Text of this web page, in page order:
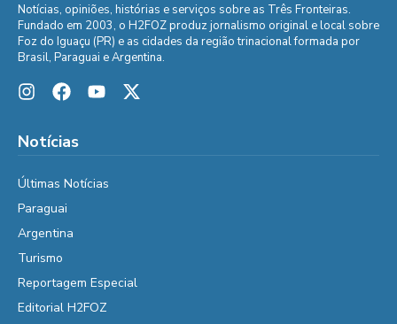
Notícias, opiniões, histórias e serviços sobre as Três Fronteiras.
Fundado em 2003, o H2FOZ produz jornalismo original e local sobre
Foz do Iguaçu (PR) e as cidades da região trinacional formada por
Brasil, Paraguai e Argentina.
Notícias
Últimas Notícias
Paraguai
Argentina
Turismo
Reportagem Especial
Editorial H2FOZ